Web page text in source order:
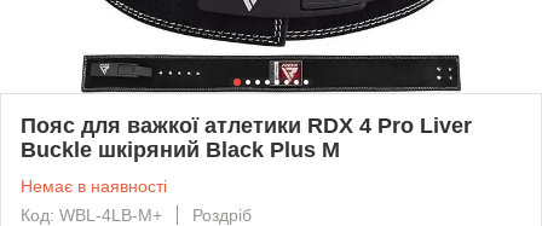
Пояс для важкої атлетики RDX 4 Pro Liver
Buckle шкіряний Black Plus M
Немає в наявності
Код: WBL-4LB-M+
Роздріб